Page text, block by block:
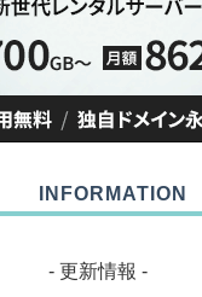
INFORMATION
- 更新情報 -